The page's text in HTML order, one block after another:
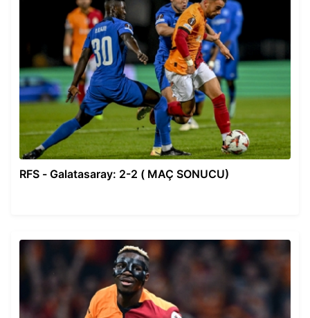
RFS - Galatasaray: 2-2 ( MAÇ SONUCU)